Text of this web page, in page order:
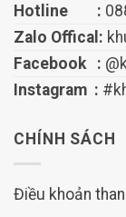
Hotline :
Zalo Offical:
Facebook :
Instagram :
CHÍNH SÁCH
Điều khoản